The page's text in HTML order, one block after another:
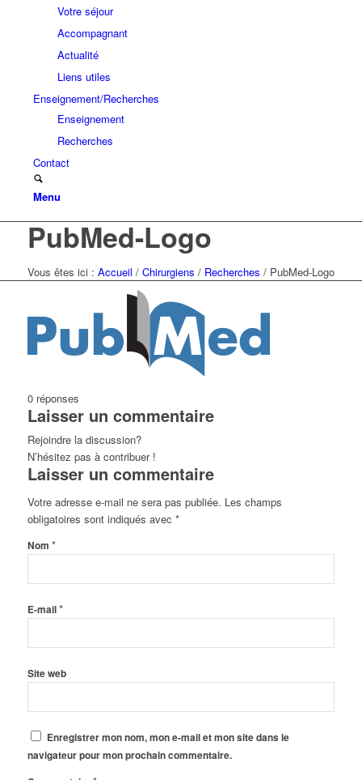
Votre séjour
Accompagnant
Actualité
Liens utiles
Enseignement/Recherches
Enseignement
Recherches
Contact
Menu
PubMed-Logo
Vous êtes ici : Accueil / Chirurgiens / Recherches / PubMed-Logo
0 réponses
Laisser un commentaire
Rejoindre la discussion?
N’hésitez pas à contribuer !
Laisser un commentaire
Votre adresse e-mail ne sera pas publiée. Les champs
obligatoires sont indiqués avec *
Nom *
E-mail*
Site web
Enregistrer mon nom, mon e-mail et mon site dans le
navigateur pour mon prochain commentaire.